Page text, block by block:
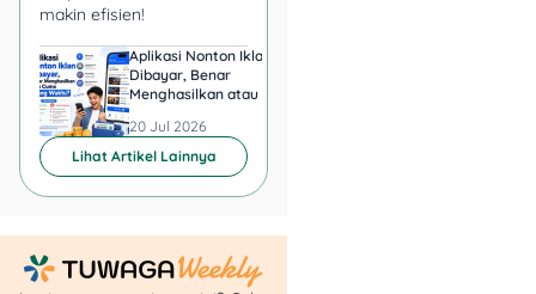
Jangan Anggap Remeh
Biaya Rawat Inap
Meskipun kelihatannya
sepele, biaya rawat inap
rumah sakit bisa jadi
jebakan finansial kalau
kamu gak siap. Mulai dari
makin efisien!
Aplikasi Nonton Iklan
Dibayar, Benar
Menghasilkan atau Cuma
20 Jul 2026
Lihat Artikel Lainnya